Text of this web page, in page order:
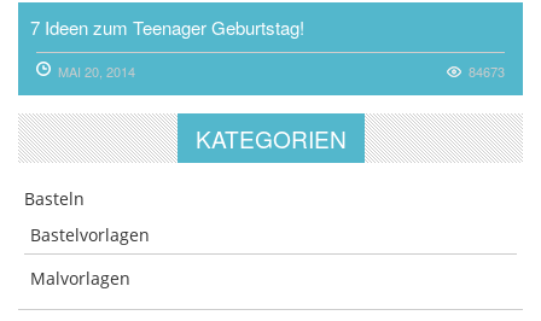
7 Ideen zum Teenager Geburtstag!
MAI 20, 2014 84673
KATEGORIEN
Basteln
Bastelvorlagen
Malvorlagen